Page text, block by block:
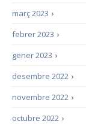
›
març 2023
›
febrer 2023
›
gener 2023
›
desembre 2022
›
novembre 2022
›
octubre 2022